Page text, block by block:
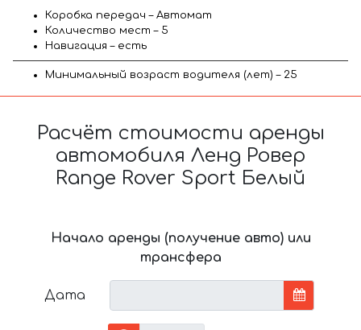
Коробка передач – Автомат
Количество мест – 5
Навигация – есть
Минимальный возраст водителя (лет) – 25
Расчёт стоимости аренды
автомобиля Ленд Ровер
Range Rover Sport Белый
Начало аренды (получение авто) или
трансфера
Дата